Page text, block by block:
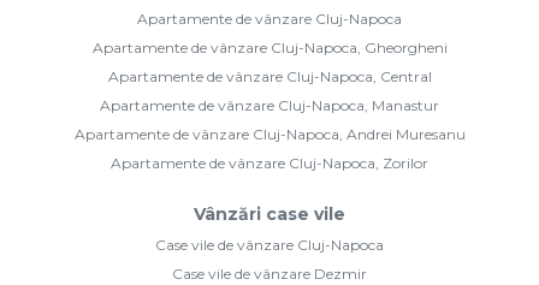
Apartamente de vânzare Cluj-Napoca
Apartamente de vânzare Cluj-Napoca, Gheorgheni
Apartamente de vânzare Cluj-Napoca, Central
Apartamente de vânzare Cluj-Napoca, Manastur
Apartamente de vânzare Cluj-Napoca, Andrei Muresanu
Apartamente de vânzare Cluj-Napoca, Zorilor
Vânzări case vile
Case vile de vânzare Cluj-Napoca
Case vile de vânzare Dezmir